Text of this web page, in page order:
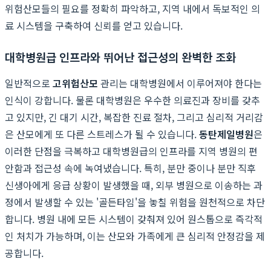
위험산모들의 필요를 정확히 파악하고, 지역 내에서 독보적인 의
료 시스템을 구축하여 신뢰를 얻고 있습니다.
대학병원급 인프라와 뛰어난 접근성의 완벽한 조화
일반적으로 고위험산모 관리는 대학병원에서 이루어져야 한다는
인식이 강합니다. 물론 대학병원은 우수한 의료진과 장비를 갖추
고 있지만, 긴 대기 시간, 복잡한 진료 절차, 그리고 심리적 거리감
은 산모에게 또 다른 스트레스가 될 수 있습니다.동탄제일병원은
이러한 단점을 극복하고 대학병원급의 인프라를 지역 병원의 편
안함과 접근성 속에 녹여냈습니다. 특히, 분만 중이나 분만 직후
신생아에게 응급 상황이 발생했을 때, 외부 병원으로 이송하는 과
정에서 발생할 수 있는 '골든타임'을 놓칠 위험을 원천적으로 차단
합니다. 병원 내에 모든 시스템이 갖춰져 있어 원스톱으로 즉각적
인 처치가 가능하며, 이는 산모와 가족에게 큰 심리적 안정감을 제
공합니다.